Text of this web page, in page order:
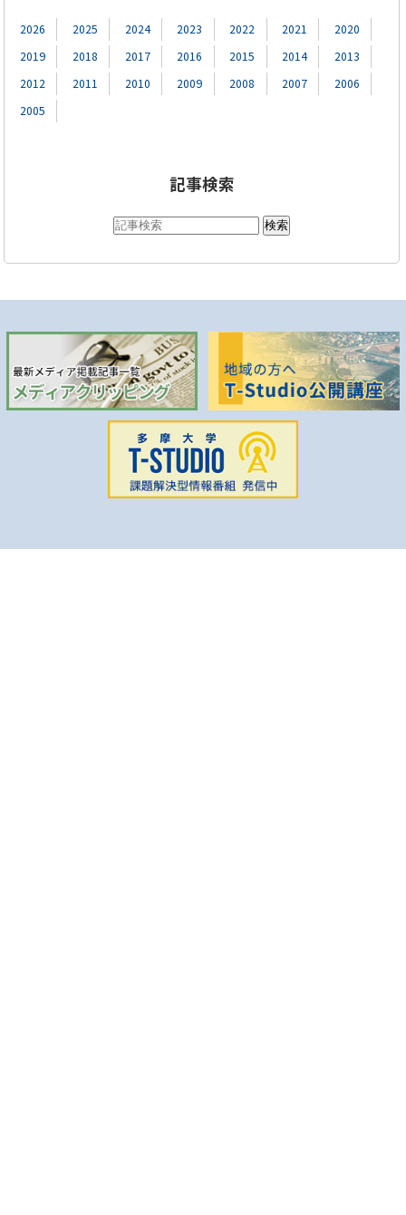
2026 2025 2024 2023 2022 2021
2020
2019
2018 2017 2016 2015 2014
2013
2012
2011 2010 2009 2008 2007
2006
2005
記事検索